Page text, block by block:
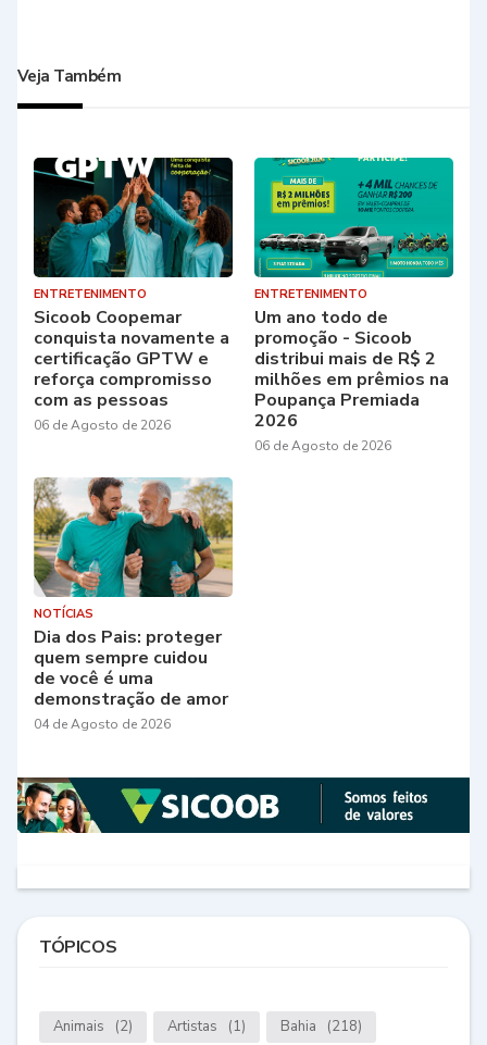
Veja Também
ENTRETENIMENTO
Sicoob Coopemar
conquista novamente a
certificação GPTW e
reforça compromisso
com as pessoas
06 de Agosto de 2026
ENTRETENIMENTO
Um ano todo de
promoção - Sicoob
distribui mais de R$ 2
milhões em prêmios na
Poupança Premiada
2026
06 de Agosto de 2026
NOTÍCIAS
Dia dos Pais: proteger
quem sempre cuidou
de você é uma
demonstração de amor
04 de Agosto de 2026
TÓPICOS
Animais (2) Artistas (1) Bahia (218)